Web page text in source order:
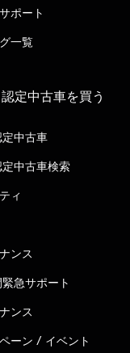
ポート
一覧
定中古車を買う
中古車
中古車検索
ィ
ンス
急サポート
ンス
ーン / イベント